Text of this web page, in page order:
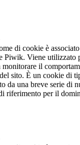
di cookie è
Piwik. Viene utilizzato
il
sito. È un cookie di
da una breve serie di
riferimento per il